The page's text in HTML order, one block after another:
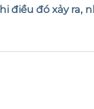
điều đó xảy ra,